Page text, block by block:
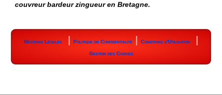
couvreur bardeur zingueur en Bretagne.
Mentions Légales Politique de Confidentialité Conditions d'Utilisation
Gestion des Cookies